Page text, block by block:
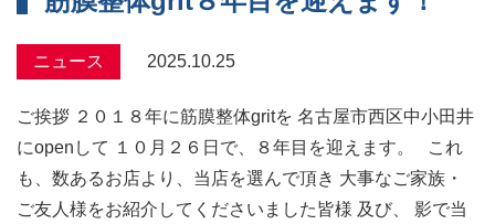
ニュース 2025.10.25
ご挨拶 ２０１８年に筋膜整体gritを 名古屋市西区中小田井
にopenして １０月２６日で、８年目を迎えます。 これ
も、数あるお店より、当店を選んで頂き 大事なご家族・
ご友人様をお紹介してくださいました皆様 及び、 影で当